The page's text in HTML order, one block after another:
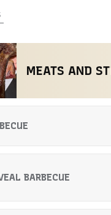
MEATS AND
BARBECUE